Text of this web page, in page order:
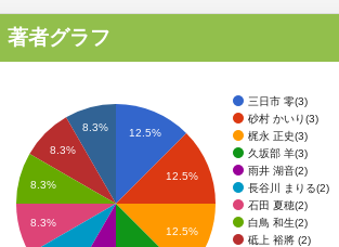
著者グラフ
三日市 零(3)
砂村 かいり(3)
梶永 正史(3)
久坂部 羊(3)
雨井 湖音(2)
長谷川 まりる(2)
石田 夏穂(2)
白鳥 和生(2)
砥上 裕將 (2)
12.5%
12.5%
12.5%
8.3%
8.3%
8.3%
8.3%